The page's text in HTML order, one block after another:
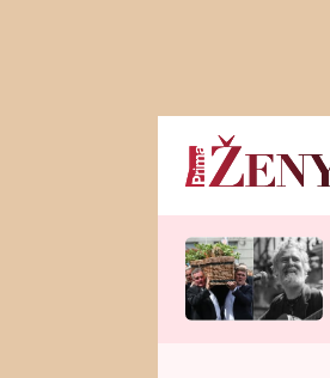
Horoskopy
HOROSKOP NA